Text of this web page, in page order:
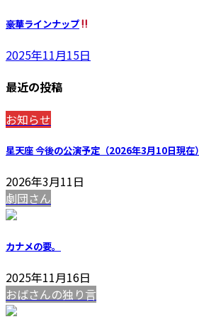
豪華ラインナップ
2025年11月15日
最近の投稿
お知らせ
星天座 今後の公演予定（2026年3月10日現在）
2026年3月11日
劇団さん
カナメの要。
2025年11月16日
おばさんの独り言